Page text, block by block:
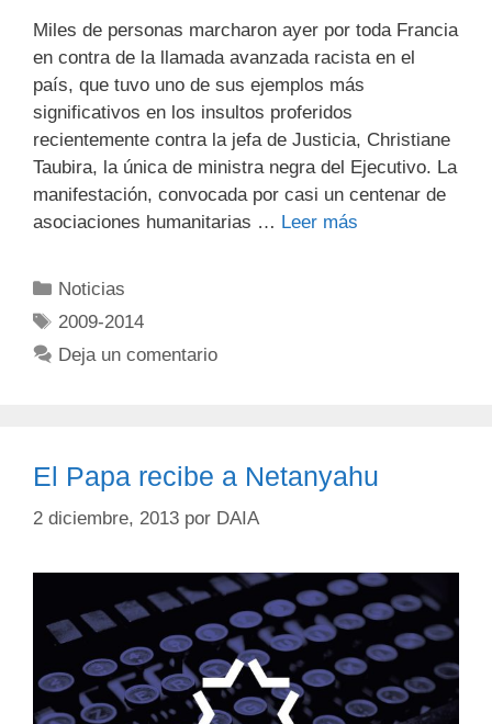
Miles de personas marcharon ayer por toda Francia
en contra de la llamada avanzada racista en el
país, que tuvo uno de sus ejemplos más
significativos en los insultos proferidos
recientemente contra la jefa de Justicia, Christiane
Taubira, la única de ministra negra del Ejecutivo. La
manifestación, convocada por casi un centenar de
asociaciones humanitarias … Leer más
Noticias
2009-2014
Deja un comentario
El Papa recibe a Netanyahu
2 diciembre, 2013 por DAIA